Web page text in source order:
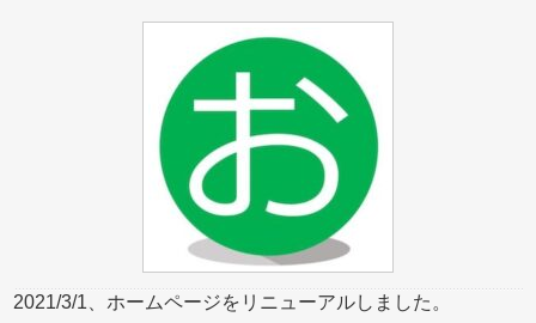
2021/3/1、ホームページをリニューアルしました。